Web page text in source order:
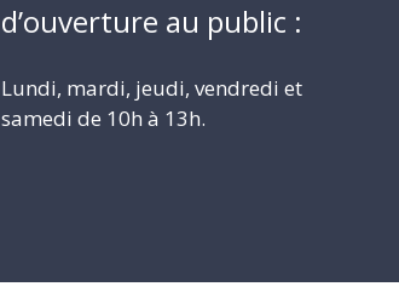
d’ouverture au public :
Lundi, mardi, jeudi, vendredi et
samedi de 10h à 13h.